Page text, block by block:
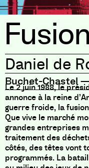
Daniel de
Buchet-Chastel
Le 2 juin 1988, le
annonce à la reine
guerre froide, la
Que vive le marché
grandes entreprises
traitement des
côtés, des têtes vont
programmés. La